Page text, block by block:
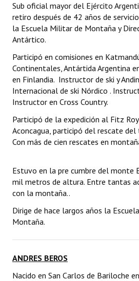
Sub oficial mayor del Ejército
retiro después de 42 años de
la Escuela Militar de Montaña y
Antártico.
Participó en comisiones en
Continentales, Antártida Argentina
en Finlandia. Instructor de ski y
Internacional de ski Nórdico .
Instructor en Cross Country.
Participó de la expedición al Fitz
Aconcagua, participó del rescate
Con más de cien rescates en
Estuvo en la pre cumbre del monte
mil metros de altura. Entre tantas
con la montaña..
Dirige de hace largos años la
Montaña.
ANDRES BEROS
Nacido en San Carlos de Bariloche